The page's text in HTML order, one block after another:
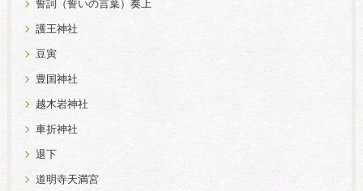
誓詞（誓いの言葉）奏上
護王神社
豆寅
豊国神社
越木岩神社
車折神社
退下
道明寺天満宮